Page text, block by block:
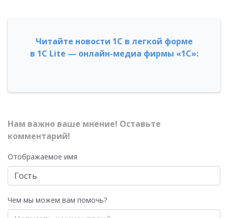
Читайте новости 1С в легкой форме
в 1С Lite — онлайн-медиа фирмы «1С»:
Нам важно ваше мнение! Оставьте
комментарий!
Отображаемое имя
Чем мы можем вам помочь?